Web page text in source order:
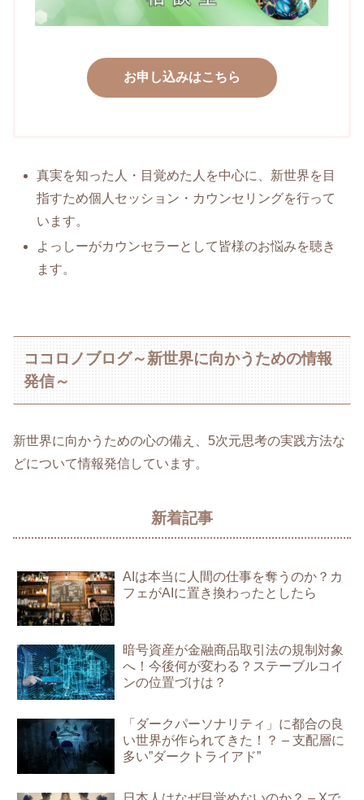
お申し込みはこちら
真実を知った人・目覚めた人を中心に、新世界を目
指すため個人セッション・カウンセリングを行って
います。
よっしーがカウンセラーとして皆様のお悩みを聴き
ます。
ココロノブログ～新世界に向かうための情報
発信～
新世界に向かうための心の備え、5次元思考の実践方法な
どについて情報発信しています。
新着記事
AIは本当に人間の仕事を奪うのか？カ
フェがAIに置き換わったとしたら
暗号資産が金融商品取引法の規制対象
へ！今後何が変わる？ステーブルコイ
ンの位置づけは？
「ダークパーソナリティ」に都合の良
い世界が作られてきた！？ – 支配層に
多い”ダークトライアド”